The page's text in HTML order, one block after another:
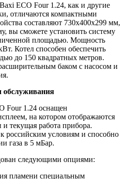
ECO Four 1.24, как и другие
отличаются компактными
составляют 730х400х299 мм,
вы сможете установить систему
площадью. Мощность
Котел способен обеспечить
до 150 квадратных метров.
баком с насосом и
обслуживания
Four 1.24 оснащен
на котором отображаются
текущая работа прибора.
российским условиям и способно
газа в 5 мБар.
следующими опциями:
пламени специальным